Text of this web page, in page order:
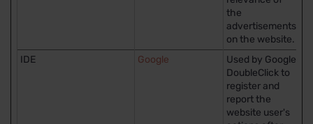
the
advertisements
on the website.
IDE Google
Used by Google
DoubleClick to
register and
report the
website user's